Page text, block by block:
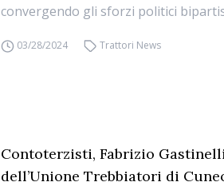
convergendo gli sforzi politici
03/28/2024 Trattori News
Contoterzisti, Fabrizio
dell’Unione Trebbiatori di